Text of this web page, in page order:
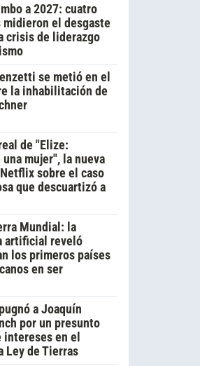
a 2027: cuatro
el desgaste
crisis de liderazgo
se metió en el
la inhabilitación de
de "Elize:
mujer", la nueva
sobre el caso
que descuartizó a
Mundial: la
artificial reveló
los primeros países
en ser
a Joaquín
por un presunto
en el
Ley de Tierras